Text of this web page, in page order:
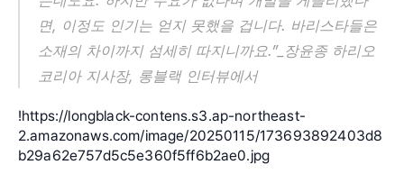
면, 이정도 인기는 얻지 못했을 겁니다. 바리스타들은
소재의 차이까지 섬세히 따지니까요.”_장윤종 하리오
코리아 지사장, 롱블랙 인터뷰에서
!https://longblack-contens.s3.ap-northeast-
2.amazonaws.com/image/20250115/173693892403d8
b29a62e757d5c5e360f5ff6b2ae0.jpg